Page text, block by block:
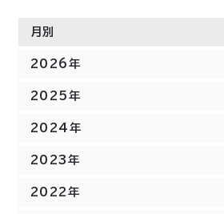
月別
2026年
2025年
2024年
2023年
2022年